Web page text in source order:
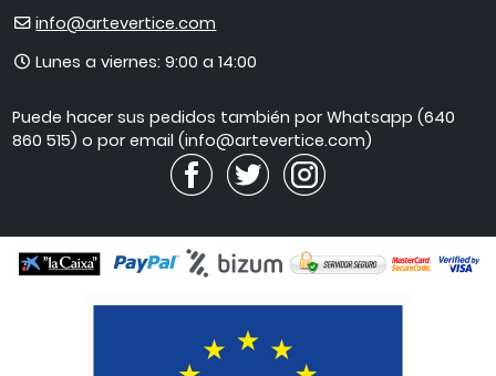
E-
info@artevertice.com
Horario
atención
Lunes a viernes: 9:00 a 14:00
Puede hacer sus pedidos también por Whatsapp (640
860 515) o por email (info@artevertice.com)